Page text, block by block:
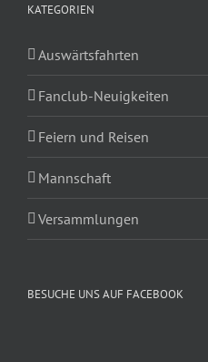
KATEGORIEN
Auswärtsfahrten
Fanclub-Neuigkeiten
Feiern und Reisen
Mannschaft
Versammlungen
BESUCHE UNS AUF FACEBOOK